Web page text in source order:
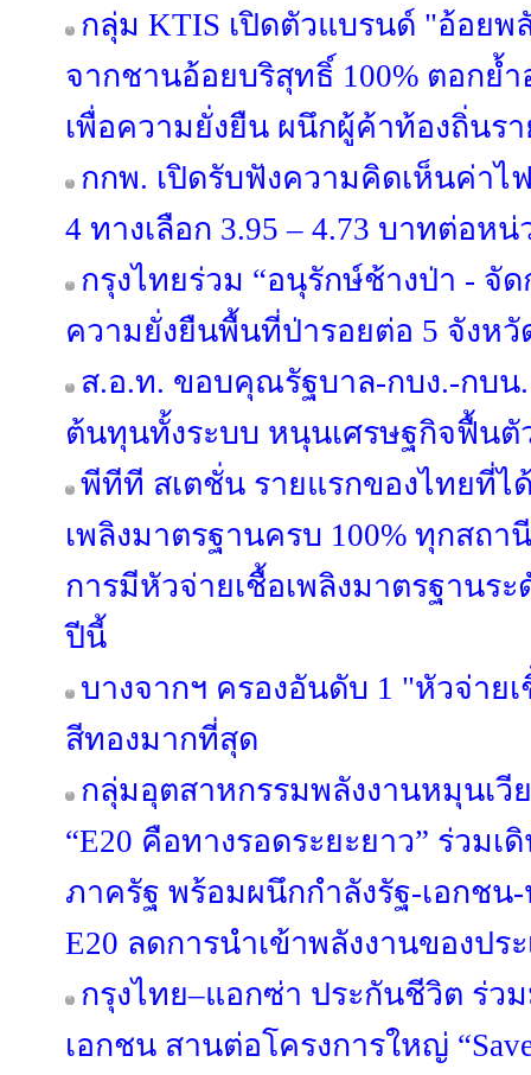
กลุ่ม KTIS เปิดตัวแบรนด์ "อ้อย
จากชานอ้อยบริสุทธิ์ 100% ตอกย้
เพื่อความยั่งยืน ผนึกผู้ค้าท้องถิ่นร
กกพ. เปิดรับฟังความคิดเห็นค่าไ
4 ทางเลือก 3.95 – 4.73 บาทต่อหน่
กรุงไทยร่วม “อนุรักษ์ช้างป่า - จั
ความยั่งยืนพื้นที่ป่ารอยต่อ 5 จังห
ส.อ.ท. ขอบคุณรัฐบาล-กบง.-กบ
ต้นทุนทั้งระบบ หนุนเศรษฐกิจฟื้นตั
พีทีที สเตชั่น รายแรกของไทยที่
เพลิงมาตรฐานครบ 100% ทุกสถา
การมีหัวจ่ายเชื้อเพลิงมาตรฐานร
ปีนี้
บางจากฯ ครองอันดับ 1 "หัวจ่าย
สีทองมากที่สุด
กลุ่มอุตสาหกรรมพลังงานหมุนเวี
“E20 คือทางรอดระยะยาว” ร่วม
ภาครัฐ พร้อมผนึกกำลังรัฐ-เอกช
E20 ลดการนำเข้าพลังงานของปร
กรุงไทย–แอกซ่า ประกันชีวิต ร่ว
เอกชน สานต่อโครงการใหญ่